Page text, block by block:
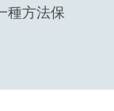
種方法保